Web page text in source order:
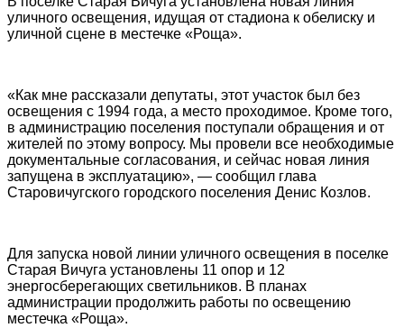
уличного освещения, идущая от стадиона к обелиску и
уличной сцене в местечке «Роща».
«Как мне рассказали депутаты, этот участок был без
освещения с 1994 года, а место проходимое. Кроме того,
в администрацию поселения поступали обращения и от
жителей по этому вопросу. Мы провели все необходимые
документальные согласования, и сейчас новая линия
запущена в эксплуатацию», — сообщил глава
Старовичугского городского поселения Денис Козлов.
Для запуска новой линии уличного освещения в поселке
Старая Вичуга установлены 11 опор и 12
энергосберегающих светильников. В планах
администрации продолжить работы по освещению
местечка «Роща».